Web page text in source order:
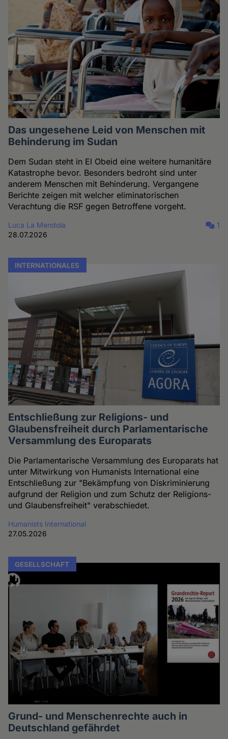
Das ungesehene Leid von Menschen mit
Behinderung im Sudan
Dem Sudan steht in El Obeid eine weitere humanitäre
Katastrophe bevor. Besonders bedroht sind unter
anderem Menschen mit Behinderung. Vergangene
Berichte zeigen mit welcher eliminatorischen
Verachtung die RSF gegen Betroffene vorgeht.
Luca La Mendola
28.07.2026
1
INTERNATIONALES
Entschließung zur Religions- und
Glaubensfreiheit durch Parlamentarische
Versammlung des Europarats
Die Parlamentarische Versammlung des Europarats hat
unter Mitwirkung von Humanists International eine
Entschließung zur "Bekämpfung von Diskriminierung
aufgrund der Religion und zum Schutz der Religions-
und Glaubensfreiheit" verabschiedet.
Humanists International
27.05.2026
GESELLSCHAFT
Grund- und Menschenrechte auch in
Deutschland gefährdet